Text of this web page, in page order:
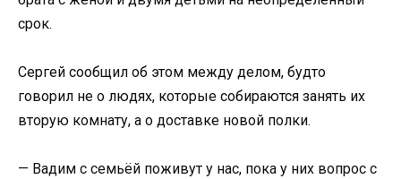
срок.
Сергей сообщил об этом между делом, будто
говорил не о людях, которые собираются занять их
вторую комнату, а о доставке новой полки.
— Вадим с семьёй поживут у нас, пока у них вопрос с